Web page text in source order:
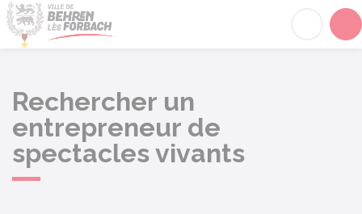
Rechercher un
entrepreneur de
spectacles vivants